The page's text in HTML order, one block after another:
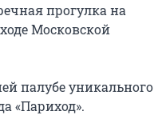
прогулка на
Московской
палубе уникального
«Париход».